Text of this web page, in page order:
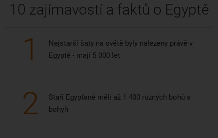
10 zajímavostí a faktů o Egyptě
1
Nejstarší šaty na světě byly nalezeny právě v
Egyptě - mají 5 000 let
2
Staří Egypťané měli až 1 400 různých bohů a
bohyň